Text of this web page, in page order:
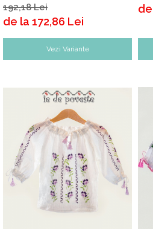
192,18 Lei
de la 172,86 Lei
Vezi Variante